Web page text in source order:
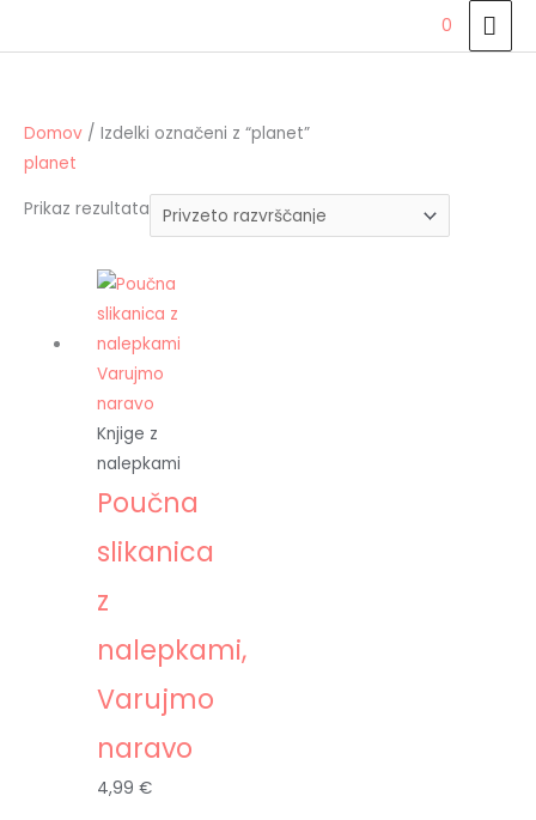
0
Domov / Izdelki označeni z “planet”
planet
Prikaz rezultata
Knjige z
nalepkami
Poučna
slikanica
z
nalepkami,
Varujmo
naravo
4,99€